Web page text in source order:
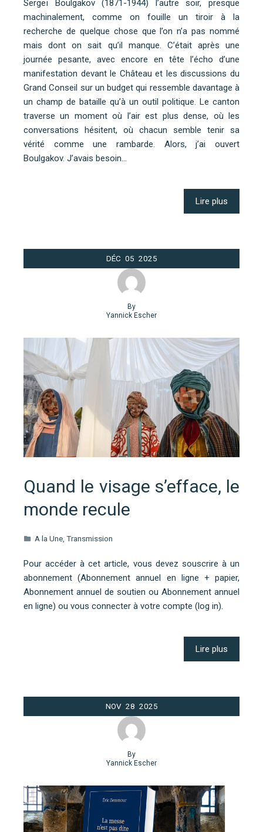
Sergeï Boulgakov (1871-1944) l’autre soir, presque
machinalement, comme on fouille un tiroir à la
recherche de quelque chose que l’on n’a pas nommé
mais dont on sait qu’il manque. C’était après une
journée pesante, avec encore en tête l’écho d’une
manifestation devant le Château et les discussions du
Grand Conseil sur un budget qui ressemble davantage à
un champ de bataille qu’à un outil politique. Le canton
traverse un moment où l’air est plus dense, où les
conversations hésitent, où chacun semble tenir sa
vérité comme une rambarde. Alors, j’ai ouvert
Boulgakov. J’avais besoin…
Lire plus
DÉC 05 2025
By
Yannick Escher
Quand le visage s’efface, le
monde recule
A la Une Transmission
Pour accéder à cet article, vous devez souscrire à un
abonnement (Abonnement annuel en ligne + papier,
Abonnement annuel de soutien ou Abonnement annuel
en ligne) ou vous connecter à votre compte (log in).
Lire plus
NOV 28 2025
By
Yannick Escher